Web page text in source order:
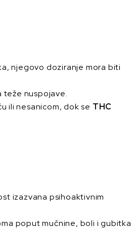
njegovo doziranje mora biti
teže nuspojave.
ili nesanicom, dok se THC
izazvana psihoaktivnim
poput mučnine, boli i gubitka